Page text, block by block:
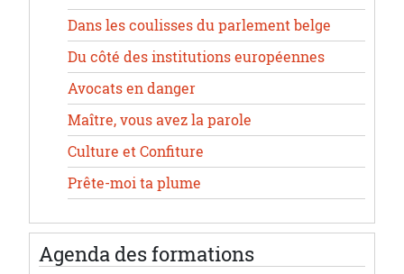
Dans les coulisses du parlement belge
Du côté des institutions européennes
Avocats en danger
Maître, vous avez la parole
Culture et Confiture
Prête-moi ta plume
Agenda des formations